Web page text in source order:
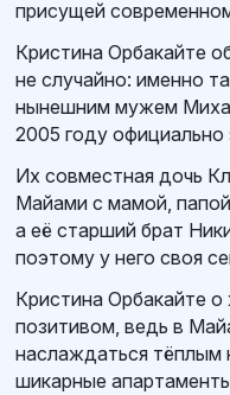
присущей
Кристина Орбакайте
не случайно: именно
нынешним мужем
2005 году официально
Их совместная дочь
Майами с мамой,
а её старший брат
поэтому у него своя
Кристина Орбакайте
позитивом, ведь в
наслаждаться тёплым
шикарные